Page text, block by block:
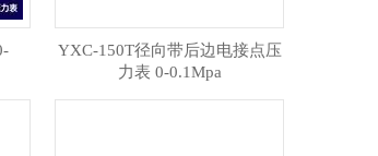
YXC-150T径向带后边电接点压
力表 0-0.1Mpa